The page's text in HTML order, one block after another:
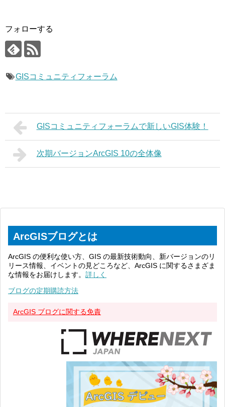
フォローする
GISコミュニティフォーラム
GISコミュニティフォーラムで新しいGIS体験！
次期バージョンArcGIS 10の全体像
ArcGISブログとは
ArcGIS の便利な使い方、GIS の最新技術動向、新バージョンのリ
リース情報、イベントの見どころなど、ArcGIS に関するさまざま
な情報をお届けします。 詳しく
ブログの定期購読方法
ArcGIS ブログに関する免責